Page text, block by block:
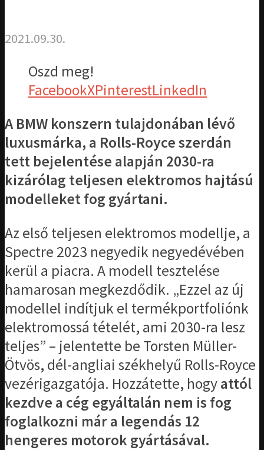
2021.09.30.
Oszd meg!
FacebookXPinterestLinkedIn
A BMW konszern tulajdonában lévő
luxusmárka, a Rolls-Royce szerdán
tett bejelentése alapján 2030-ra
kizárólag teljesen elektromos hajtású
modelleket fog gyártani.
Az első teljesen elektromos modellje, a
Spectre 2023 negyedik negyedévében
kerül a piacra. A modell tesztelése
hamarosan megkezdődik. „Ezzel az új
modellel indítjuk el termékportfoliónk
elektromossá tételét, ami 2030-ra lesz
teljes” – jelentette be Torsten Müller-
Ötvös, dél-angliai székhelyű Rolls-Royce
vezérigazgatója. Hozzátette, hogyattól
kezdve a cég egyáltalán nem is fog
foglalkozni már a legendás 12
hengeres motorok gyártásával.